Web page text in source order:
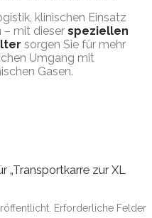
klinischen Einsatz
– mit dieser speziellen
sorgen Sie für mehr
Umgang mit
Gasen.
„Transportkarre zur XL
Erforderliche Felder